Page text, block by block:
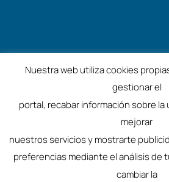
Términos y
©2025 – Colegio de
Nuestra web utiliza cookies
gestionar el
portal, recabar información sobre la
mejorar
nuestros servicios y mostrarte
preferencias mediante el análisis de
cambiar la